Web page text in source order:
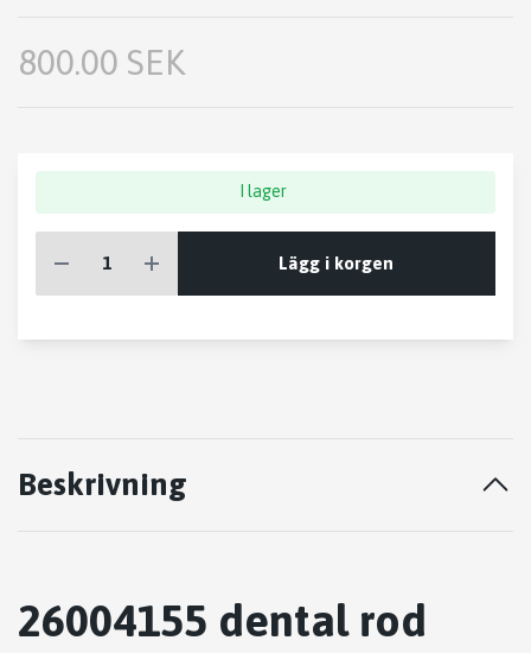
800.00 SEK
I lager
Lägg i korgen
Beskrivning
26004155 dental rod